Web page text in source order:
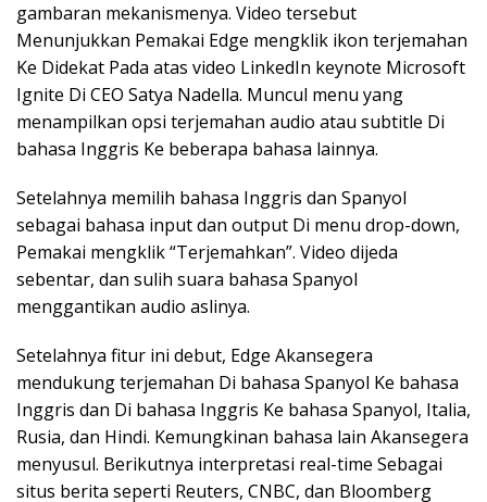
gambaran mekanismenya. Video tersebut
Menunjukkan Pemakai Edge mengklik ikon terjemahan
Ke Didekat Pada atas video LinkedIn keynote Microsoft
Ignite Di CEO Satya Nadella. Muncul menu yang
menampilkan opsi terjemahan audio atau subtitle Di
bahasa Inggris Ke beberapa bahasa lainnya.
Setelahnya memilih bahasa Inggris dan Spanyol
sebagai bahasa input dan output Di menu drop-down,
Pemakai mengklik “Terjemahkan”. Video dijeda
sebentar, dan sulih suara bahasa Spanyol
menggantikan audio aslinya.
Setelahnya fitur ini debut, Edge Akansegera
mendukung terjemahan Di bahasa Spanyol Ke bahasa
Inggris dan Di bahasa Inggris Ke bahasa Spanyol, Italia,
Rusia, dan Hindi. Kemungkinan bahasa lain Akansegera
menyusul. Berikutnya interpretasi real-time Sebagai
situs berita seperti Reuters, CNBC, dan Bloomberg